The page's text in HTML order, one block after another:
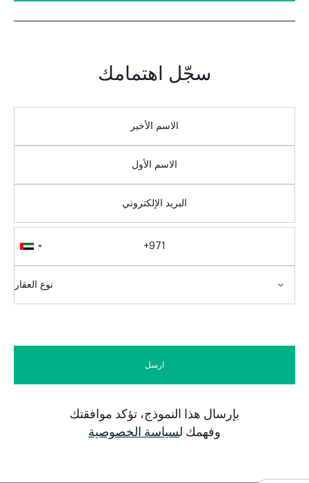
سجّل اهتمامك
بإرسال هذا النموذج، تؤكد موافقتك
وفهمك لسياسة الخصوصية